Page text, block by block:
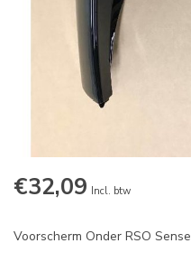
€32,09 Incl. btw
Voorscherm Onder RSO Sense